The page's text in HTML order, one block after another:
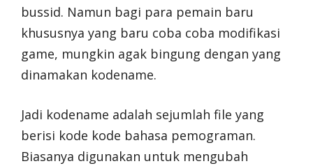
bussid. Namun bagi para pemain baru
khususnya yang baru coba coba modifikasi
game, mungkin agak bingung dengan yang
dinamakan kodename.
Jadi kodename adalah sejumlah file yang
berisi kode kode bahasa pemograman.
Biasanya digunakan untuk mengubah